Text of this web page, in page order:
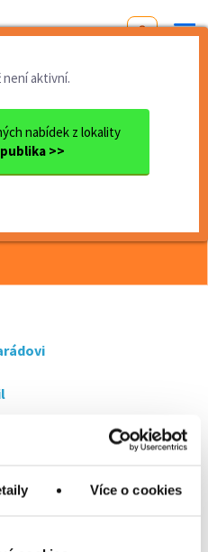
Více o cookies
není aktivní.
nabídek z lokality
>>
kraj
okres Plzeň
/ OS...
/